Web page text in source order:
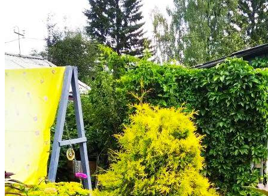
Управляйте объявлениями, отслеживайте
публикации и получайте сообщения
Войти или зарегистрироваться